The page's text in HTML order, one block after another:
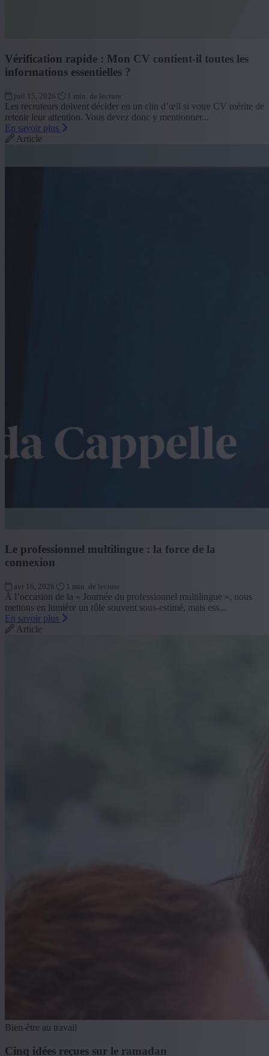
Vérification rapide : Mon CV contient-il toutes les
informations essentielles ?
juil 15, 2026 1 min. de lecture
Les recruteurs doivent décider en un clin d’œil si votre CV mérite de
retenir leur attention. Vous devez donc y mentionner...
En savoir plus
Article
Le professionnel multilingue : la force de la
connexion
avr 16, 2026 1 min. de lecture
À l’occasion de la « Journée du professionnel multilingue », nous
mettons en lumière un rôle souvent sous-estimé, mais ess...
En savoir plus
Article
Bien-être au travail
Cinq idées reçues sur le ramadan